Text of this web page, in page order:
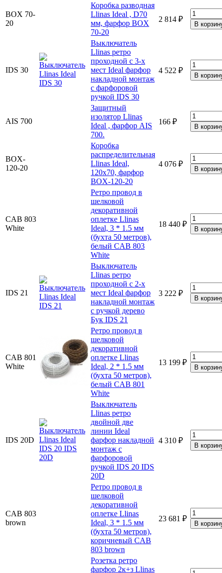
BOX 70-
20
Коробка разводная
Llinas Ideal , D70
мм, фарфор BOX
70-20
2 814 ₽
IDS 30
Выключатель
Llinas ретро
проходной с 3-х
мест Ideal фарфор
накладной монтаж
с фарфоровой
ручкой IDS 30
4 522 ₽
AIS 700
Защитный
изолятор Llinas
Ideal , фарфор AIS
700.
166 ₽
BOX-
120-20
Коробка
распределительная
Llinas Ideal,
120х70, фарфор
BOX-120-20
4 076 ₽
CAB 803
White
Ретро провод в
шелковой
декоративной
оплетке Llinas
Ideal, 3 * 1.5 мм
(бухта 50 метров),
белый CAB 803
White
18 440 ₽
IDS 21
Выключатель
Llinas ретро
проходной с 2-х
мест Ideal фарфор
накладной монтаж
с ручкой дерево
Бук IDS 21
3 222 ₽
CAB 801
White
Ретро провод в
шелковой
декоративной
оплетке Llinas
Ideal, 2 * 1.5 мм
(бухта 50 метров),
белый CAB 801
White
13 199 ₽
IDS 20D
Выключатель
Llinas ретро
двойной две
линии Ideal
фарфор накладной
монтаж с
фарфоровой
ручкой IDS 20 IDS
20D
4 310 ₽
CAB 803
brown
Ретро провод в
шелковой
декоративной
оплетке Llinas
Ideal, 3 * 1.5 мм
(бухта 50 метров),
коричневый CAB
803 brown
23 681 ₽
Розетка ретро
фарфор 2к+з Llinas